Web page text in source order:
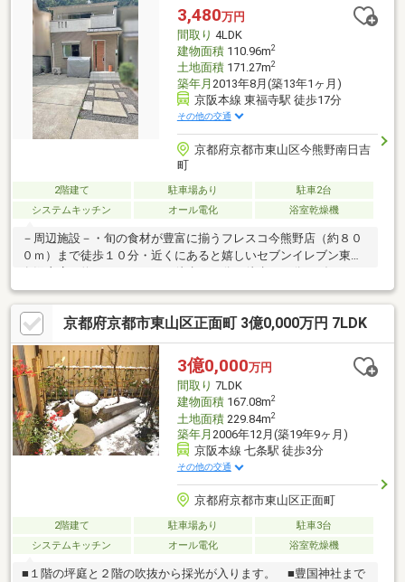
3,480万円
間取り 4LDK
建物面積110.96m2
土地面積171.27m2
築年月 2013年8月(築13年1ヶ月)
京阪本線 東福寺駅 徒歩17分
その他の交通
京都府京都市東山区今熊野南日吉
町
2階建て 駐車場あり
駐車2台
システムキッチン
オール電化 浴室乾燥機
－周辺施設－・旬の食材が豊富に揃うフレスコ今熊野店（約８０
０ｍ）まで徒歩１０分・近くにあると嬉しいセブンイレブン東山
泉涌寺店（約９５０ｍ）まで徒歩１２分・徒歩１４分のダックス
東山本町店（約１１００ｍ）は深夜０時まで営業中！・京都今熊
野郵便局（約９５０ｍ）まで徒歩１２分・我が家のお庭感覚で利
用できる南日吉公園（約５５０ｍ）まで徒歩７分▽ 住宅ローンや
諸経費等どんなことでもご相談ください！親切丁寧にご説明させ
ていただきます ▽
京都府京都市東山区正面町 3億0,000万円 7LDK
3億0,000万円
間取り 7LDK
建物面積167.08m2
土地面積229.84m2
築年月 2006年12月(築19年9ヶ月)
京阪本線 七条駅 徒歩3分
その他の交通
京都府京都市東山区正面町
2階建て 駐車場あり
駐車3台
システムキッチン
オール電化 浴室乾燥機
■１階の坪庭と２階の吹抜から採光が入ります。 ■豊国神社まで